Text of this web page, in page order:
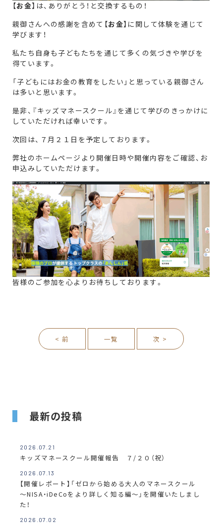
【お金】は、ありがとう！と交換するもの！
親御さんへの感謝を含めて【お金】に関して体験を通じて
学びます！
私たち自身も子どもたちを通じて多くの気づきや学びを
得ています。
「子どもにはお金の教育をしたい」と思っている親御さん
は多いと思います。
是非、『キッズマネースクール』を通じて学びのきっかけに
していただければ幸いです。
次回は、７月２１日を予定しております。
弊社のホームページより開催日時や開催内容をご確認、お
申込みしていただけます。
皆様のご参加を心よりお待ちしております。
< 前 一覧 次 >
最新の投稿
2026.07.21
キッズマネースクール開催報告 ７/２０（祝）
2026.07.13
【開催レポート】「ゼロから始める大人のマネースクール
～NISA・iDeCoをより詳しく知る編～」を開催いたしまし
た！
2026.07.02